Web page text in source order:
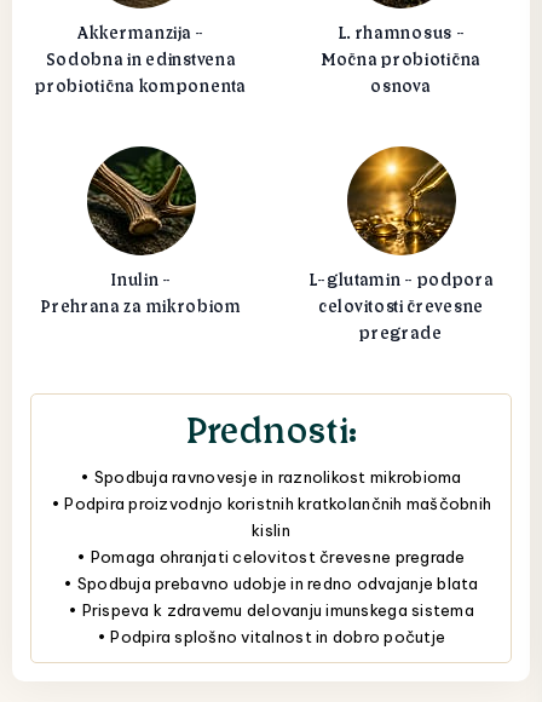
Akkermanzija -
Sodobna in edinstvena
probiotična komponenta
L. rhamnosus -
Močna probiotična
osnova
Inulin -
Prehrana za mikrobiom
L-glutamin - podpora
celovitosti črevesne
pregrade
Prednosti:
• Spodbuja ravnovesje in raznolikost mikrobioma
• Podpira proizvodnjo koristnih kratkolančnih maščobnih
kislin
• Pomaga ohranjati celovitost črevesne pregrade
• Spodbuja prebavno udobje in redno odvajanje blata
• Prispeva k zdravemu delovanju imunskega sistema
• Podpira splošno vitalnost in dobro počutje